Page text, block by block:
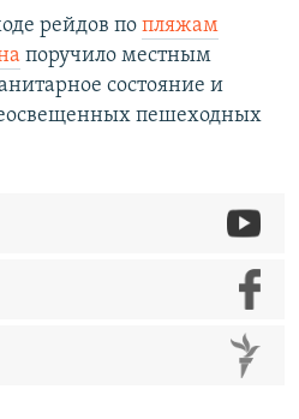
рейдов по пляжам
поручило местным
состояние и
пешеходных